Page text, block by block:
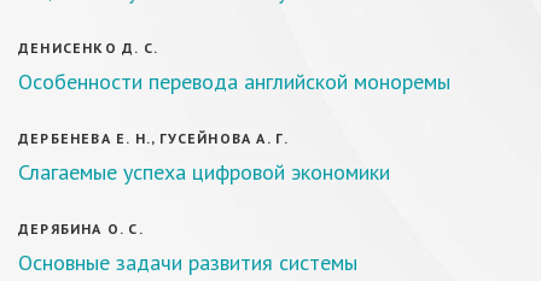
ДЕНИСЕНКО Д. С.
Особенности перевода английской моноремы
ДЕРБЕНЕВА Е. Н., ГУСЕЙНОВА А. Г.
Слагаемые успеха цифровой экономики
ДЕРЯБИНА О. С.
Основные задачи развития системы